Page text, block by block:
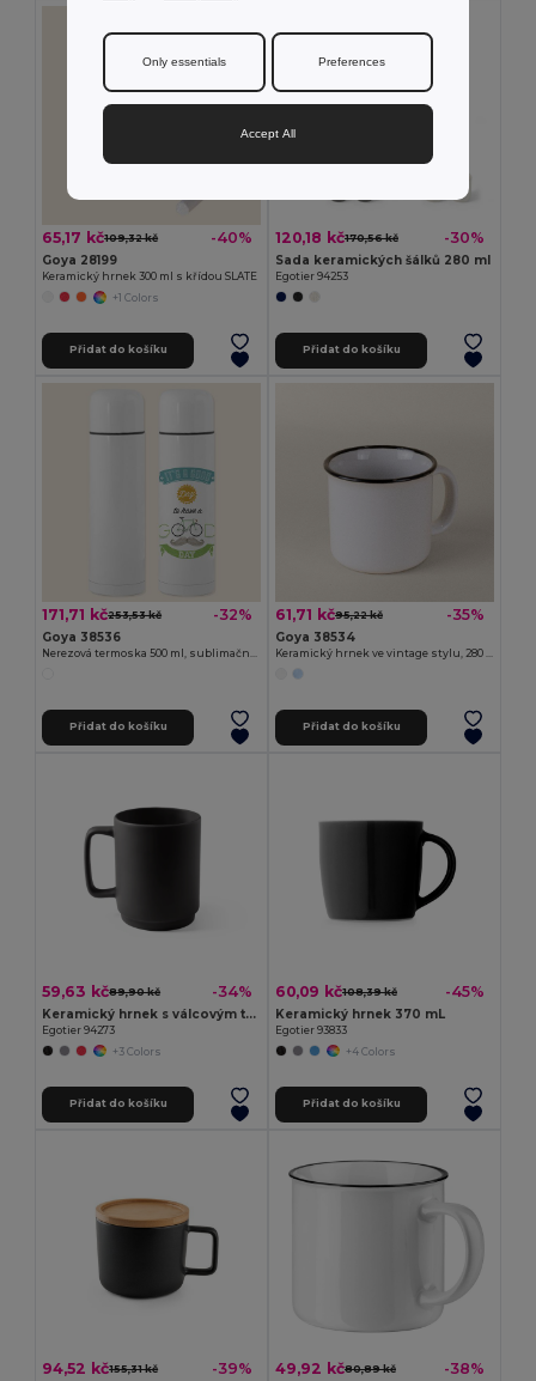
65,17 kč109,32 kč -40%
Goya 28199
Keramický hrnek 300 ml s křídou SLATE
+1 Colors
Přidat do košíku
120,18 kč170,56 kč -30%
Sada keramických šálků 280 ml
Egotier 94253
Přidat do košíku
171,71 kč253,53 kč -32%
Goya 38536
Přidat do košíku
61,71 kč95,22 kč -35%
Goya 38534
Přidat do košíku
59,63 kč89,90 kč -34%
Keramický hrnek s válcovým tělem 330 mL
Egotier 94273
+3 Colors
Přidat do košíku
60,09 kč108,39 kč -45%
Keramický hrnek 370 mL
Egotier 93833
+4 Colors
Přidat do košíku
94,52 kč155,31 kč -39% 49,92 kč80,89 kč -38%
Only essentials Preferences
Accept All